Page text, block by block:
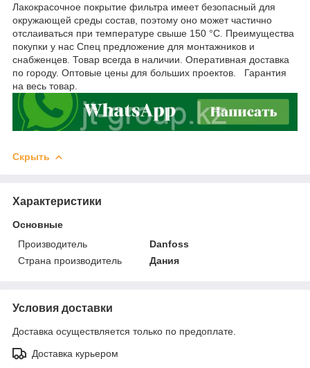
Лакокрасочное покрытие фильтра имеет безопасный для
окружающей среды состав, поэтому оно может частично
отслаиваться при температуре свыше 150 °С. Преимущества
покупки у нас Спец предложение для монтажников и
снабженцев. Товар всегда в наличии. Оперативная доставка
по городу. Оптовые цены для больших проектов. Гарантия
на весь товар.
Скрыть
Характеристики
Основные
Производитель
Danfoss
Страна производитель
Дания
Условия доставки
Доставка осуществляется только по предоплате.
Доставка курьером